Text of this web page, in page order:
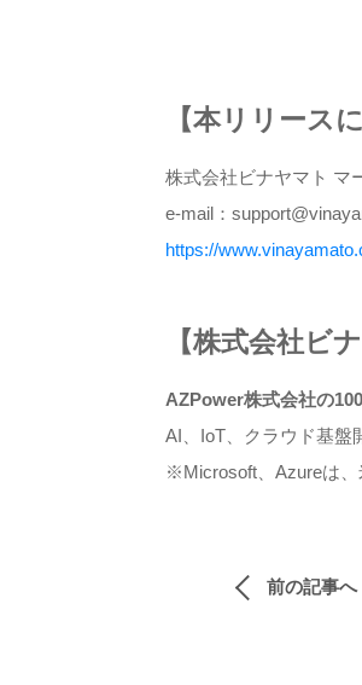
【本リリース
株式会社ビナヤマト マ
e-mail：
https://
【株式会社ビ
AZPower株式会社の
AI、IoT、クラウド基盤
※Microsoft、Azureは、
前の記事へ